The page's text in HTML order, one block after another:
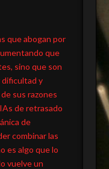
que abogan por
que
sino que son
dificultad y
sus razones
de retrasado
de
combinar las
es algo que lo
vuelve un